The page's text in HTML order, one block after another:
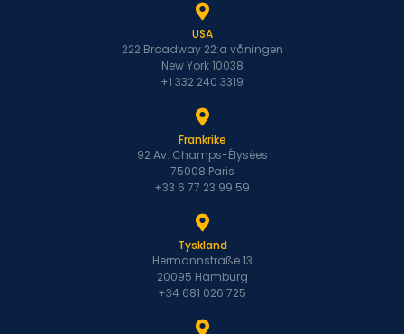
USA
222 Broadway 22:a våningen
New York 10038
+1 332 240 3319
Frankrike
92 Av. Champs-Élysées
75008 Paris
+33 6 77 23 99 59
Tyskland
Hermannstraße 13
20095 Hamburg
+34 681 026 725